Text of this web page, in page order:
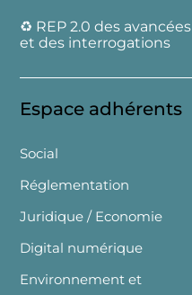
♻️ REP 2.0 des avancées
et des interrogations
Espace adhérents
Social
Réglementation
Juridique / Economie
Digital numérique
Environnement et